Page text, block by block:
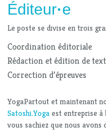
Éditeur·e
Le poste se divise en trois
Coordination éditoriale
Rédaction et édition de
Correction d’épreuves
YogaPartout et maintenant
Satoshi.Yoga est entreprise
vous sachiez que nous